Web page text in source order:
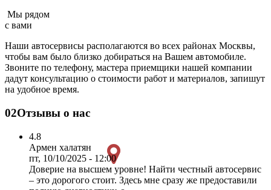
Мы рядом
с вами
Наши автосервисы располагаются во всех районах Москвы,
чтобы вам было близко добираться на Вашем автомобиле.
Звоните по телефону, мастера приемщики нашей компании
дадут консультацию о стоимости работ и материалов, запишут
на удобное время.
02Отзывы о нас
4.8
Армен халатян
пт, 10/10/2025 - 12:00
Доверие на высшем уровне! Найти честный автосервис
– это дорогого стоит. Здесь мне сразу же предоставили